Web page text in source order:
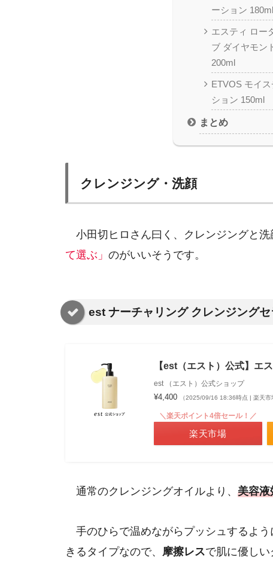
ーション 180ml
エスティ ロー
ブ ダイヤモン
200ml
ETVOS モイ
ション 150ml
まとめ
クレンジング・洗顔
小田切ヒロさん曰く、クレンジングと洗
て選ぶ」 のがいいそうです。
est ナーチャリング クレンジングセ
【est（エスト）公式】エ
est （エスト）公式ショップ
¥4,400 （2025/09/16 18:36時点 | 楽天市
＼楽天ポイント4倍セール！／
楽天市場
通常のクレンジングオイルより、 美容液
手のひらで温めながらプッシュするよ
きるタイプなので、 摩擦レスで肌に優しい